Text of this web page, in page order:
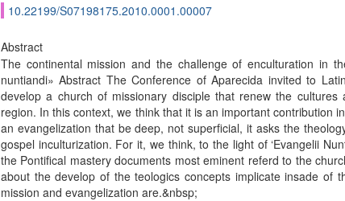
10.22199/S07198175.2010.0001.00007
Abstract
The continental mission and the challenge of enculturation in
nuntiandi» Abstract The Conference of Aparecida invited to
develop a church of missionary disciple that renew the cultures
region. In this context, we think that it is an important contribution
an evangelization that be deep, not superficial, it asks the
gospel inculturization. For it, we think, to the light of ‘Evangelii
the Pontifical mastery documents most eminent referd to the
about the develop of the teologics concepts implicate insade of
mission and evangelization are.&nbsp;